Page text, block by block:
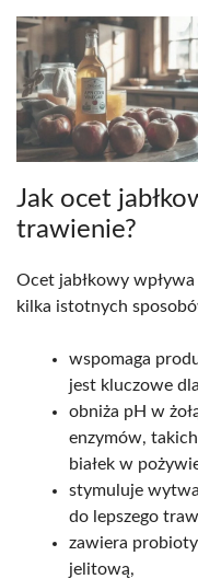
Jak ocet
trawienie?
Ocet jabłkowy
kilka istotnych
wspomaga
jest kluczowe
obniża pH w
enzymów,
białek w
stymuluje
do lepszego
zawiera
jelitową,